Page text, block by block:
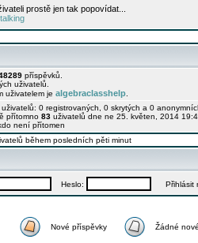
prostě jen tak popovídat...
příspěvků.
uživatelů.
uživatelem je algebraclasshelp
uživatelů: 0 registrovaných, 0 skrytých a 0
přítomno 83 uživatelů dne ne 25. květen, 2014
není přítomen
během posledních pěti minut
Heslo: Přihlásit
Nové příspěvky Žádné